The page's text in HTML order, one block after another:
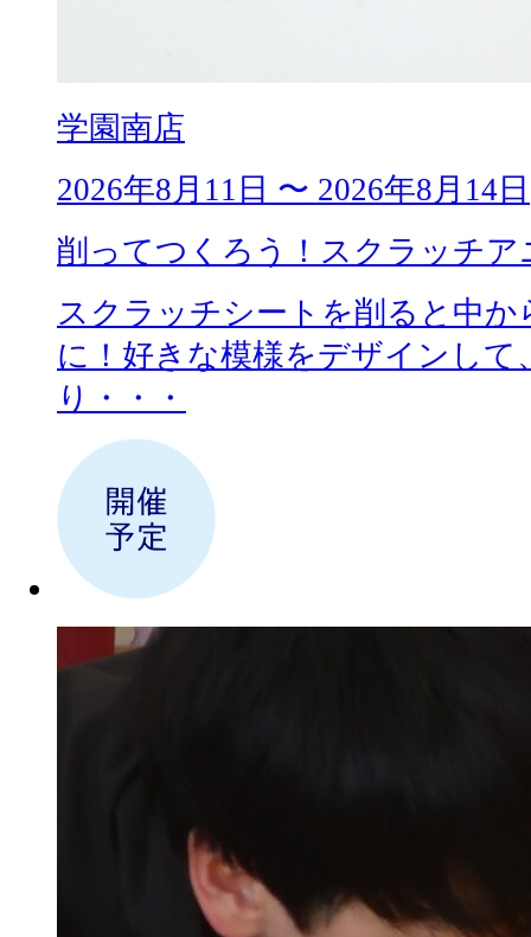
学園南店
2026年8月11日 〜 2026年8月14日
削ってつくろう！スクラッチア
スクラッチシートを削ると中
に！好きな模様をデザインし
り・・・